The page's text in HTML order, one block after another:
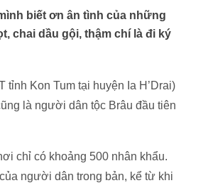
biết ơn ân tình của những
chai dầu gội, thậm chí là đi ký
Kon Tum tại huyện Ia H’Drai)
là người dân tộc Brâu đầu tiên
chỉ có khoảng 500 nhân khẩu.
người dân trong bản, kể từ khi